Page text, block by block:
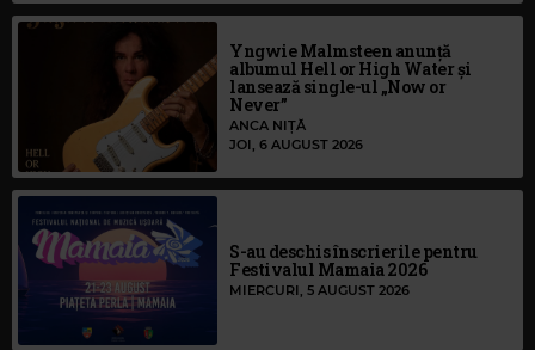
Yngwie Malmsteen anunță
albumul Hell or High Water și
lansează single-ul „Now or
Never”
ANCA NIȚĂ
JOI, 6 AUGUST 2026
S-au deschis înscrierile pentru
Festivalul Mamaia 2026
MIERCURI, 5 AUGUST 2026